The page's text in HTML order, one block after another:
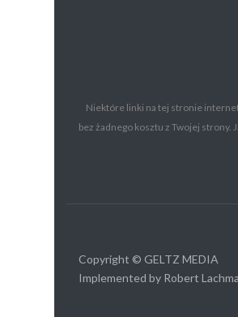
Niektóre linki na tej stronie
bez żadnego kosztu z Twojej
Copyright © GELTZ MEDIA
Implemented by Robert